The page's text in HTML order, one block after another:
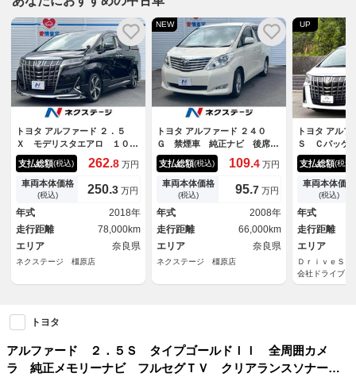
トヨタ アルファード ２．５
Ｘ モデリスタエアロ １０イ
ンチナビ フリップダウンモニ
ター モデリスタＡＷ ＥＴ
Ｃ 両側パワースライドドア
ＬＥＤヘッドライト
支払総額(税込) 262.8 万円
車両本体価格
(税込) 250.3 万円
年式
2018年
走行距離
78,000km
エリア
奈良県
ネクステージ 橿原店
NEW
トヨタ アルファード ２４０
Ｇ 禁煙車 純正ナビ 後席モ
ニター バックカメラ ＥＴ
Ｃ ドライブレコーダー 両側
パワースライドドア パワーシ
ート ウッドコンビステアリン
グ スマートキー ＨＩＤヘッ
ドライト
支払総額(税込) 109.4 万円
車両本体価格
(税込) 95.7 万円
年式
2008年
走行距離
66,000km
エリア
奈良県
ネクステージ 橿原店
UP
トヨタ アル
Ｓ Ｃパッケ
ンムーンル
レーダークル
ト シートヒ
ーション パ
前後クリアラ
ＴＶ Ｂｌｕ
ＶＤ スマー
支払総額(税込)
車両本体価格
(税込)
年式
走行距離
エリア
ＤｒｉｖｅＳ
会社ドライブス
トヨタ
アルファード ２．５Ｓ タイプゴールドＩＩ 全周囲カメ
ラ 純正メモリーナビ フルセグＴＶ クリアランスソナー